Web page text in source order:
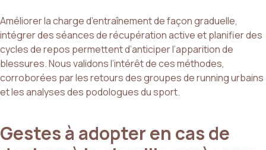
Améliorer la charge d’entraînement de façon graduelle,
intégrer des séances de récupération active et planifier des
cycles de repos permettent d’anticiper l’apparition de
blessures. Nous validons l’intérêt de ces méthodes,
corroborées par les retours des groupes de running urbains
et les analyses des podologues du sport.
Gestes à adopter en cas de